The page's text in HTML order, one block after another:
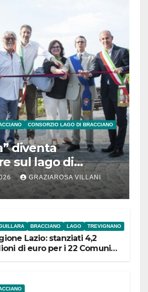
CONSORZIO LAGO DI BRACCIANO
diventa
sul lago di
ieriGRAZIAROSA VILLANI
BRACCIANO LAGO TREVIGNANO
Lazio: stanziati 4,2
di euro per i 22 Comuni